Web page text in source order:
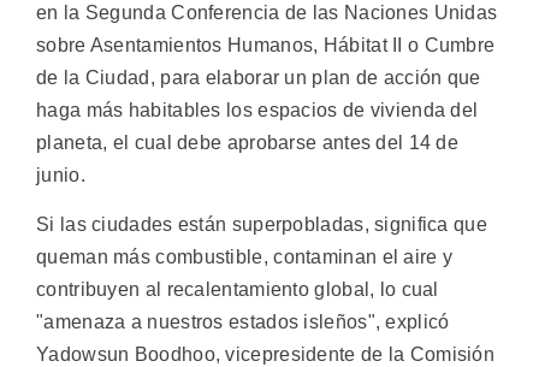
en la Segunda Conferencia de las Naciones Unidas
sobre Asentamientos Humanos, Hábitat II o Cumbre
de la Ciudad, para elaborar un plan de acción que
haga más habitables los espacios de vivienda del
planeta, el cual debe aprobarse antes del 14 de
junio.
Si las ciudades están superpobladas, significa que
queman más combustible, contaminan el aire y
contribuyen al recalentamiento global, lo cual
"amenaza a nuestros estados isleños", explicó
Yadowsun Boodhoo, vicepresidente de la Comisión